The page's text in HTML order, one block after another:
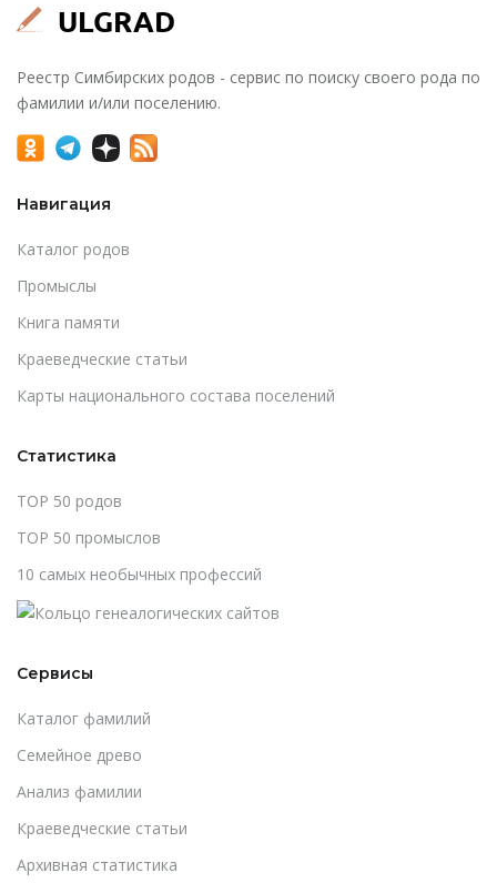
Реестр Симбирских родов - сервис по поиску своего рода по
фамилии и/или поселению.
Навигация
Каталог родов
Промыслы
Книга памяти
Краеведческие статьи
Карты национального состава поселений
Статистика
TOP 50 родов
TOP 50 промыслов
10 самых необычных профессий
Сервисы
Каталог фамилий
Cемейное древо
Анализ фамилии
Краеведческие статьи
Архивная статистика